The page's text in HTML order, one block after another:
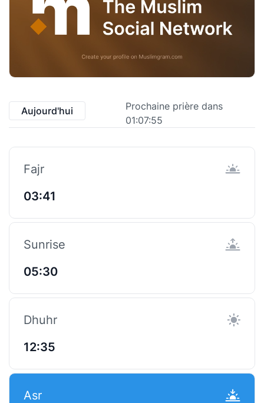
Aujourd'hui
Prochaine prière dans
01:07:55
Fajr
03:41
Sunrise
05:30
Dhuhr
12:35
Asr